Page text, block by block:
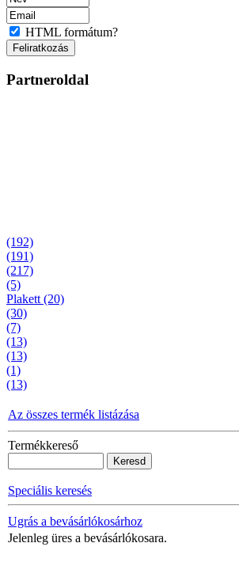
HTML formátum?
Partneroldal
(192)
(191)
(217)
(5)
Plakett (20)
(30)
(7)
(13)
(13)
(1)
(13)
Az összes termék listázása
Termékkereső
Speciális keresés
Ugrás a bevásárlókosárhoz
Jelenleg üres a bevásárlókosara.